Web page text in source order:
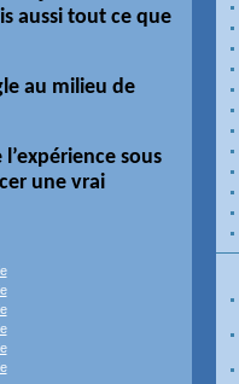
aussi tout ce que
au milieu de
sous
une vrai